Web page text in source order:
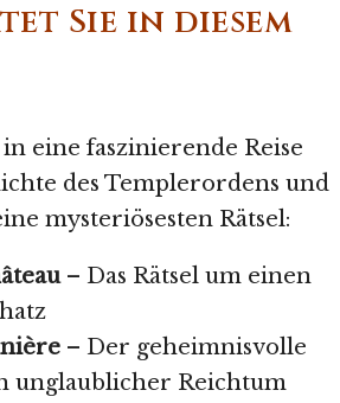
Sie in diesem
eine faszinierende Reise
des Templerordens und
mysteriösesten Rätsel:
– Das Rätsel um einen
– Der geheimnisvolle
unglaublicher Reichtum